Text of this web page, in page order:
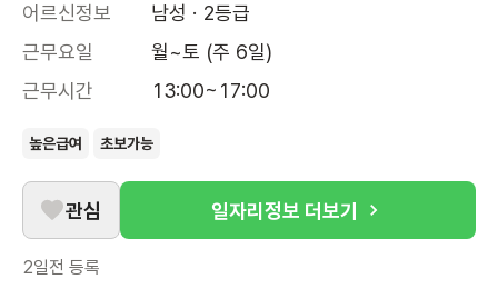
어르신정보
남성 · 2등급
근무요일
월~토 (주 6일)
근무시간
13:00~17:00
높은급여 초보가능
관심 일자리정보 더보기
2일전 등록